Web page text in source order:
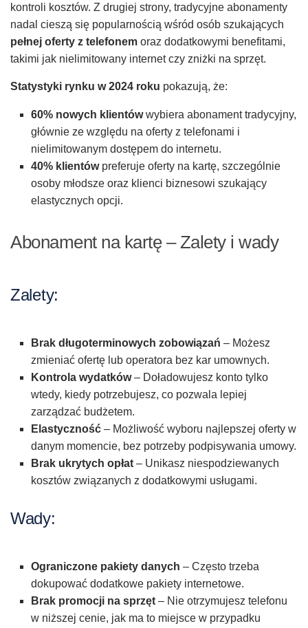
kontroli kosztów. Z drugiej strony, tradycyjne abonamenty
nadal cieszą się popularnością wśród osób szukających
pełnej oferty z telefonem oraz dodatkowymi benefitami,
takimi jak nielimitowany internet czy zniżki na sprzęt.
Statystyki rynku w 2024 roku pokazują, że:
60% nowych klientówwybiera abonament tradycyjny,
głównie ze względu na oferty z telefonami i
nielimitowanym dostępem do internetu.
40% klientówpreferuje oferty na kartę, szczególnie
osoby młodsze oraz klienci biznesowi szukający
elastycznych opcji.
Abonament na kartę – Zalety i wady
Zalety:
Brak długoterminowych zobowiązań – Możesz
zmieniać ofertę lub operatora bez kar umownych.
Kontrola wydatków– Doładowujesz konto tylko
wtedy, kiedy potrzebujesz, co pozwala lepiej
zarządzać budżetem.
Elastyczność – Możliwość wyboru najlepszej oferty w
danym momencie, bez potrzeby podpisywania umowy.
Brak ukrytych opłat – Unikasz niespodziewanych
kosztów związanych z dodatkowymi usługami.
Wady:
Ograniczone pakiety danych – Często trzeba
dokupować dodatkowe pakiety internetowe.
Brak promocji na sprzęt – Nie otrzymujesz telefonu
w niższej cenie, jak ma to miejsce w przypadku